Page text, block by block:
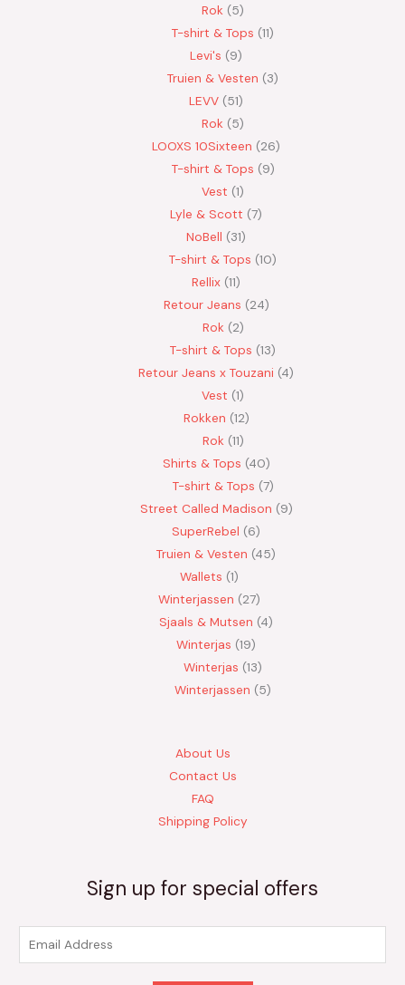
Rok
5
T-shirt & Tops 11
Levi's
9
Truien & Vesten
3
LEVV 51
Rok
5
LOOXS 10Sixteen
26
T-shirt & Tops 9
Vest 1
Lyle & Scott 7
NoBell
31
T-shirt & Tops 10
Rellix 11
Retour Jeans 24
Rok 2
T-shirt & Tops 13
Retour Jeans x Touzani 4
Vest 1
Rokken 12
Rok 11
Shirts & Tops 40
T-shirt & Tops 7
Street Called Madison 9
SuperRebel
6
Truien & Vesten 45
Wallets 1
Winterjassen
27
Sjaals & Mutsen 4
Winterjas 19
Winterjas 13
Winterjassen
5
About Us
Contact Us
FAQ
Shipping Policy
Sign up for special offers
m